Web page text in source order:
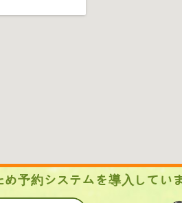
め予約システムを導入してい